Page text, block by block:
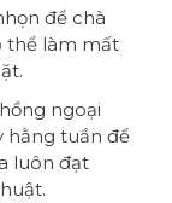
để chà
thể làm mất
ngoại
hằng tuần để
luôn đạt